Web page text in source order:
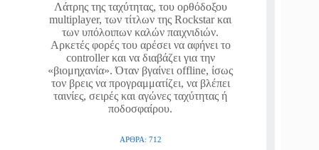
Λάτρης της ταχύτητας, του ορθόδοξου
multiplayer, των τίτλων της Rockstar και
των υπόλοιπων καλών παιχνιδιών.
Αρκετές φορές του αρέσει να αφήνει το
controller και να διαβάζει για την
«βιομηχανία». Όταν βγαίνει offline, ίσως
τον βρεις να προγραμματίζει, να βλέπει
ταινίες, σειρές και αγώνες ταχύτητας ή
ποδοσφαίρου.
ΆΡΘΡΑ: 712